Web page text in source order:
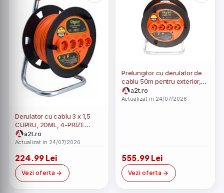
Derulator cu cablu 3 x 1,5
CUPRU, 20ML, 4-PRIZE
SCHUKO cu siguranta
termica, FS-MK2015
a2t.ro
Actualizat in 24/07/2026
224.99 Lei
Vezi oferta
Prelungitor cu derulator de
cablu 50m pentru exterior,
conductor din curpu, IP20, 4
prize schuko, Siguranta
a2t.ro
Actualizat in 24/07/2026
555.99 Lei
Vezi oferta